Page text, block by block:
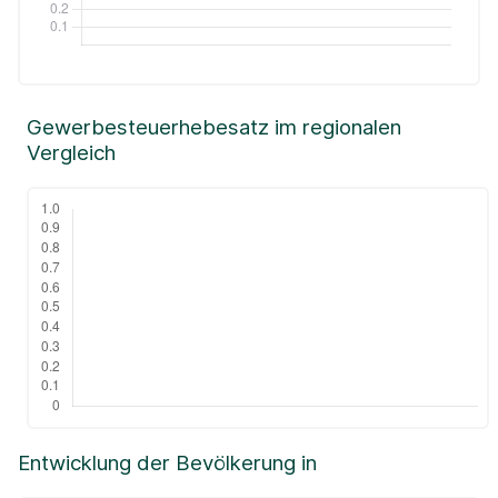
Entwicklung der Bevölkerung in
Gewerbesteuerhebesatz im regionalen
Vergleich